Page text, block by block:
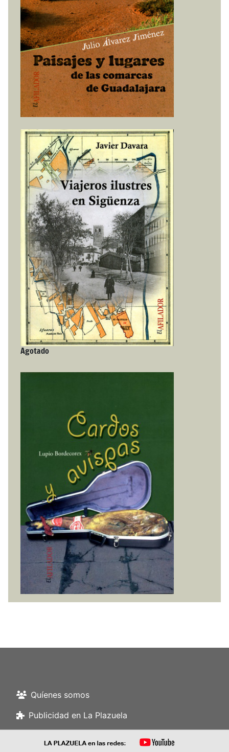
Agotado
Quíenes somos
Publicidad en La Plazuela